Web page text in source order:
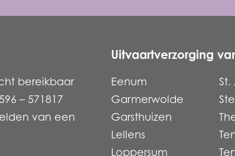
bereikbaar
– 571817
van een
Uitvaartverzorging
Eenum
Garmerwolde
Garsthuizen
Lellens
Loppersum
St.